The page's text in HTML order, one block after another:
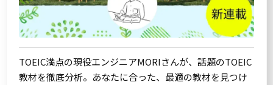
TOEIC満点の現役エンジニアMORIさんが、話題のTOEIC
教材を徹底分析。あなたに合った、最適の教材を見つけ